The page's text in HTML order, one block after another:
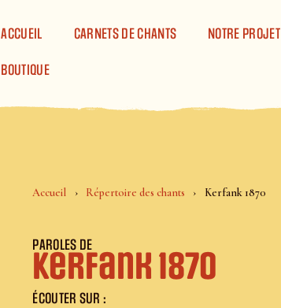
ACCUEIL
CARNETS DE CHANTS NOTRE PROJET
BOUTIQUE
Accueil Répertoire des chants Kerfank 1870
PAROLES DE
Kerfank 1870
ÉCOUTER SUR :